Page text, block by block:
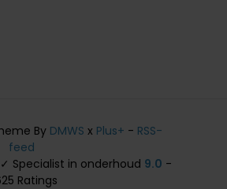
By DMWS x Plus+ - RSS-
feed
Specialist in onderhoud 9.0 -
Ratings